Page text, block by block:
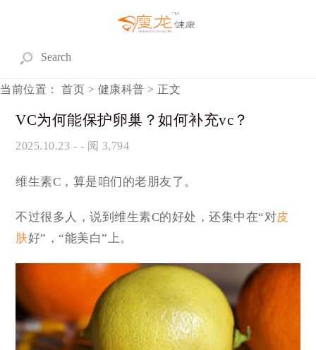
当前位置： 首页 > 健康科普 > 正文
VC为何能保护卵巢？如何补充vc？
2025.10.23 - - 阅 3,794
维生素C，算是咱们的老朋友了。
不过很多人，说到维生素C的好处，还集中在“对皮
肤好”，“能美白”上。